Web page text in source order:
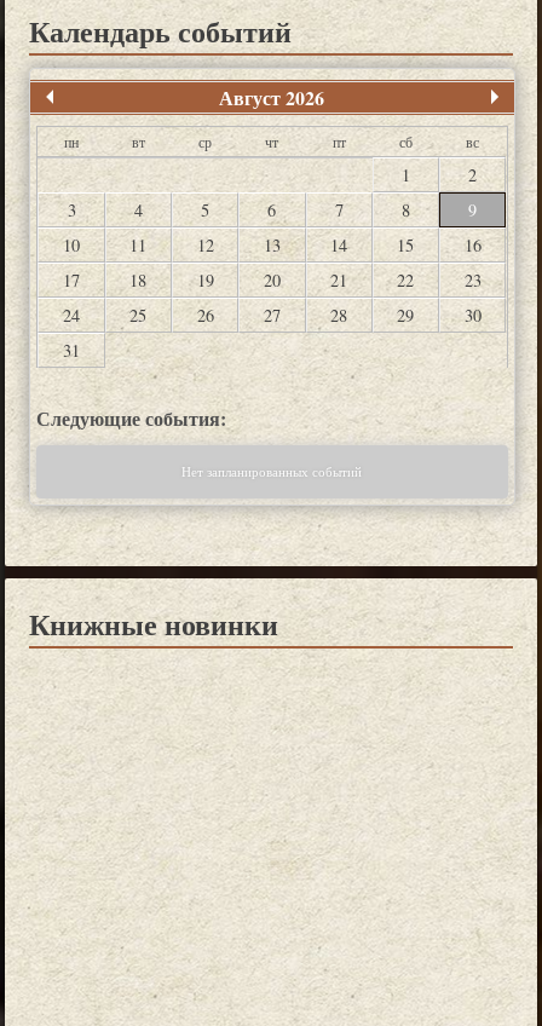
Календарь событий
Август 2026
пн вт ср чт пт сб вс
1
2
3
4 5 6 7 8
9
10
11 12 13 14 15
16
17
18 19 20 21 22
23
24
25 26 27 28 29
30
31
Следующие события:
Нет запланированных событий
Книжные новинки